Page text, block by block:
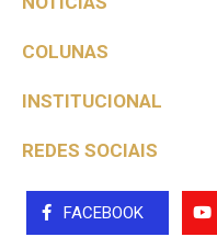
COLUNAS
INSTITUCIONAL
REDES SOCIAIS
FACEBOOK